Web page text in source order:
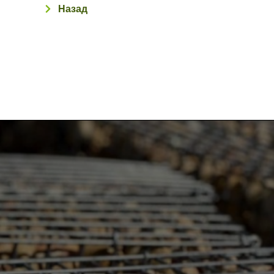
Назад